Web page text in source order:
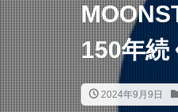
150年続
2024年9月9日